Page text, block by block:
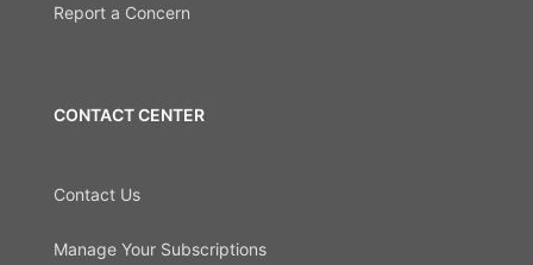
Report a Concern
CONTACT CENTER
Contact Us
Manage Your Subscriptions